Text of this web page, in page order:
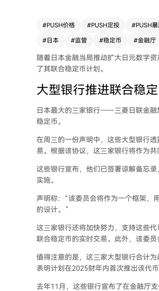
#PUSH价格 #PUSH定投 #PUSH
# 日本 #监管 #稳定币 #金融厅
随着日本金融当局推动扩大日元数字
了其联合稳定币计划。
大型银行推进联合稳
日本最大的三家银行——三菱日联金
稳定币。
在周三的一份声明中，这些大型银行
易。根据该协议，这三家银行将作为
这些银行宣布，他们已签署谅解备忘
实施。
声明称：“该委员会将作为一个框架，
的设计。”
这三家银行还将加快努力，支持这些
联合稳定币的实时交易。此外，该委
值得注意的是，这三家大型银行合计
表明计划在2025财年内首次推出该代币
去年11月，这些银行宣布了在金融厅